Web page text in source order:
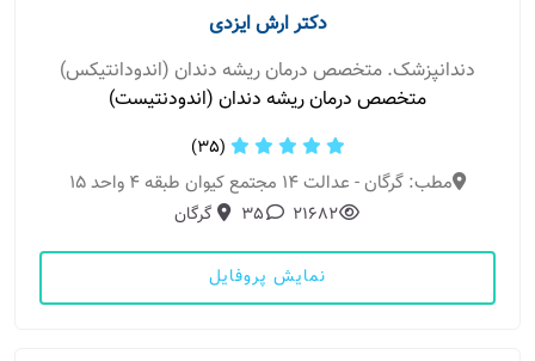
دکتر ارش ایزدی
دندانپزشک. متخصص درمان ریشه دندان (اندودانتیکس)
متخصص درمان ریشه دندان (اندودنتیست)
(35)
مطب: گرگان - عدالت ۱۴ مجتمع کیوان طبقه ۴ واحد ۱۵
21682
35 گرگان
نمایش پروفایل